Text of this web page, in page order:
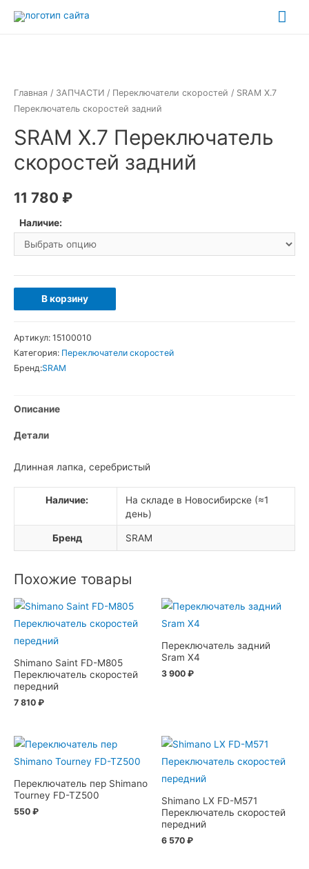
Главная / ЗАПЧАСТИ / Переключатели скоростей / SRAM X.7
Переключатель скоростей задний
SRAM X.7 Переключатель
скоростей задний
11 780 ₽
Наличие:
Количество
товара
Переключатель
В корзину
Артикул: 15100010
Категория: Переключатели скоростей
Бренд:SRAM
Описание
Детали
Длинная лапка, серебристый
Наличие:
На складе в Новосибирске (≈1
день)
Бренд SRAM
Похожие товары
Shimano Saint FD-M805
Переключатель скоростей
передний
7 810 ₽
Переключатель задний
Sram X4
3 900 ₽
Переключатель пер Shimano
Tourney FD-TZ500
550 ₽
Shimano LX FD-M571
Переключатель скоростей
передний
6 570 ₽